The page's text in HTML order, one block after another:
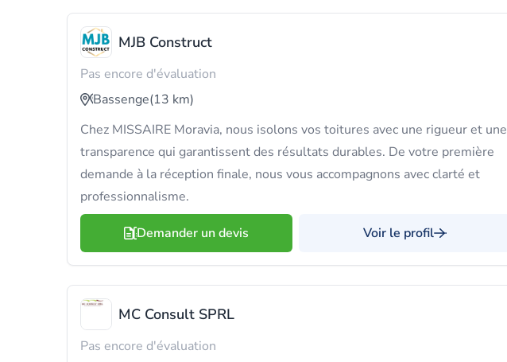
MJB Construct
Pas encore d'évaluation
Bassenge(13 km)
Chez MISSAIRE Moravia, nous isolons vos toitures avec une rigueur et une
transparence qui garantissent des résultats durables. De votre première
demande à la réception finale, nous vous accompagnons avec clarté et
professionnalisme.
Demander un devis Voir le profil
MC Consult SPRL
Pas encore d'évaluation